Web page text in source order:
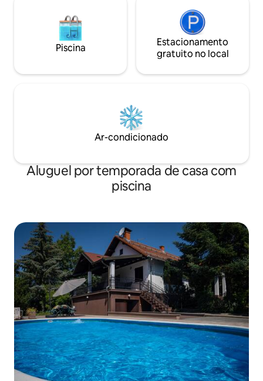
Piscina
Estacionamento
gratuito no local
Ar-condicionado
Aluguel por temporada de casa com
piscina